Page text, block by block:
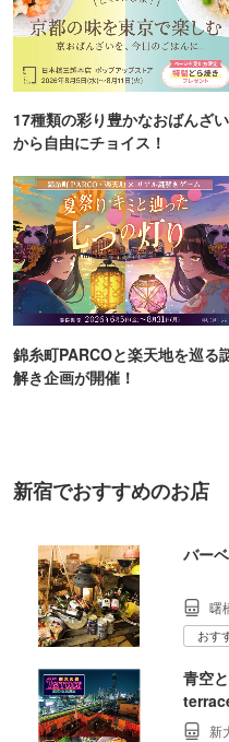
17種類の彩り豊かなおばんざい
から自由にチョイス！
錦糸町PARCOと楽天地を巡る
解き企画が開催！
新宿でおすすめのお店
バー
曙
おす
青空
新